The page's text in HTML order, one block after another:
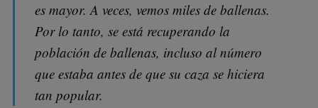
es mayor. A veces, vemos miles de ballenas.
Por lo tanto, se está recuperando la
población de ballenas, incluso al número
que estaba antes de que su caza se hiciera
tan popular.